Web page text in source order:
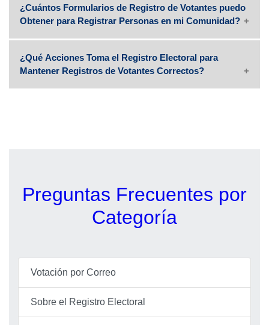
Puedes acceder a más
información sobre el Programa de la Secretaría
de Estado aquí
Puedes obtener
información adicional en nuestra sección
¿Cuántos Formularios de Registro de Votantes puedo
Obtener para Registrar Personas en mi Comunidad?
¿Qué Acciones Toma el Registro Electoral para
Mantener Registros de Votantes Correctos?
Preguntas Frecuentes por
Categoría
Votación por Correo
Sobre el Registro Electoral